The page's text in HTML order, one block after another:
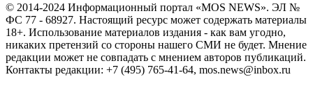
© 2014-2024 Информационный портал «MOS NEWS». ЭЛ №
ФС 77 - 68927. Настоящий ресурс может содержать материалы
18+. Использование материалов издания - как вам угодно,
никаких претензий со стороны нашего СМИ не будет. Мнение
редакции может не совпадать с мнением авторов публикаций.
Контакты редакции: +7 (495) 765-41-64, mos.news@inbox.ru